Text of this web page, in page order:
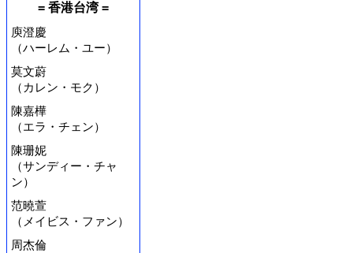
= 香港台湾 =
庾澄慶
（ハーレム・ユー）
莫文蔚
（カレン・モク）
陳嘉樺
（エラ・チェン）
陳珊妮
（サンディー・チャ
ン）
范曉萱
（メイビス・ファン）
周杰倫